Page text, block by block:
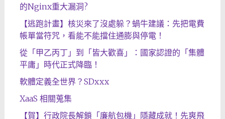
的Nginx重大漏洞?
【逃跑計畫】核災來了沒處躲？蝸牛建議：先把電費
帳單當符咒，看能不能擋住通膨與停電！
從「甲乙丙丁」到「皆大歡喜」：國家認證的「集體
平庸」時代正式降臨！
軟體定義全世界？SDxxx
XaaS 相關蒐集
【賀】行政院長解鎖「廉航包機」隱藏成就！先爽飛